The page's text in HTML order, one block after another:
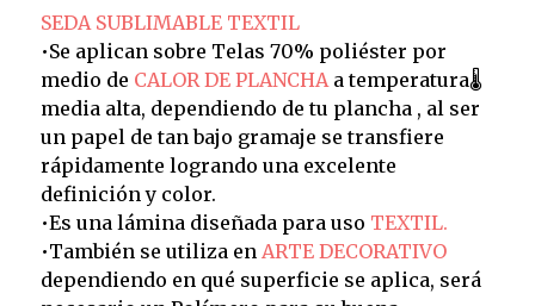
SEDA SUBLIMABLE TEXTIL
•Se aplican sobre Telas 70% poliéster por
medio de CALOR DE PLANCHA a temperatura🌡️
media alta, dependiendo de tu plancha , al ser
un papel de tan bajo gramaje se transfiere
rápidamente logrando una excelente
definición y color.
•Es una lámina diseñada para uso TEXTIL.
•También se utiliza en ARTE DECORATIVO
dependiendo en qué superficie se aplica, será